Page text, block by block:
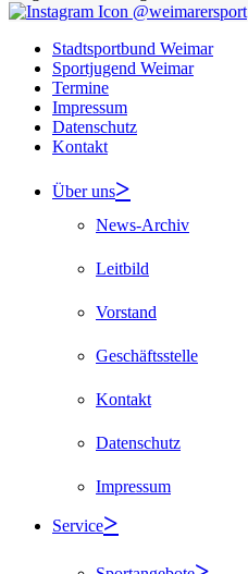
@weimarersport
Stadtsportbund Weimar
Sportjugend Weimar
Termine
Impressum
Datenschutz
Kontakt
Über uns
News-Archiv
Leitbild
Vorstand
Geschäftsstelle
Kontakt
Datenschutz
Impressum
Service